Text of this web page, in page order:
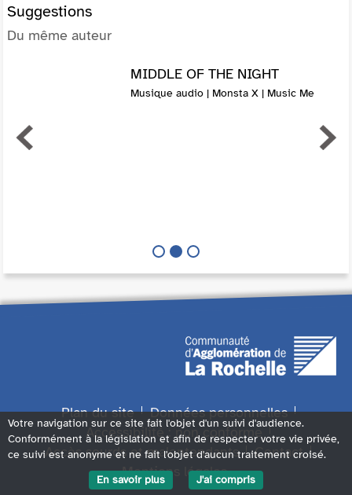
Suggestions
Du même auteur
MIDDLE OF THE NIGHT
Musique audio | Monsta X | Music Me
Plan du site
Données personnelles
Accessibilité : non conforme
Accès sourds et malentendants
Contact
Mentions légales
Votre navigation sur ce site fait l'objet d'un suivi d'audience.
Conformément à la législation et afin de respecter votre vie privée,
ce suivi est anonyme et ne fait l'objet d'aucun traitement croisé.
En savoir plus
J'ai compris